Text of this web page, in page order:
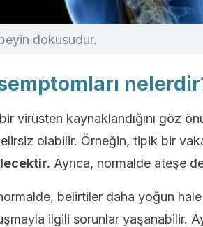
dokusudur.
virüsten kaynaklandığını göz
olabilir. Örneğin, tipik bir
Ayrıca, normalde ateşe
belirtiler daha yoğun
ilgili sorunlar yaşanabilir.